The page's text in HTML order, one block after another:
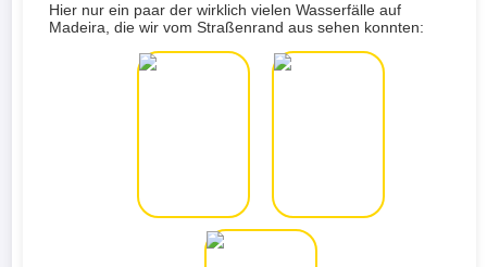
Hier nur ein paar der wirklich vielen Wasserfälle auf
Madeira, die wir vom Straßenrand aus sehen konnten: